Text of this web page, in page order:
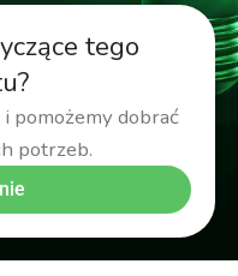
tego
pomożemy dobrać
potrzeb.